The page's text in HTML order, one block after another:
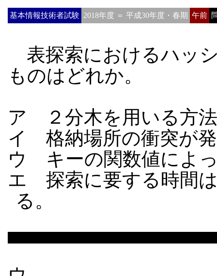
基本情報技術者試験 2018年度 ＝ 平成30年度・春期 午前
表探索におけるハッ
ものはどれか。
ア ２分木を用いる方
イ 格納場所の衝突が
ウ キーの関数値によ
エ 探索に要する時間
る。